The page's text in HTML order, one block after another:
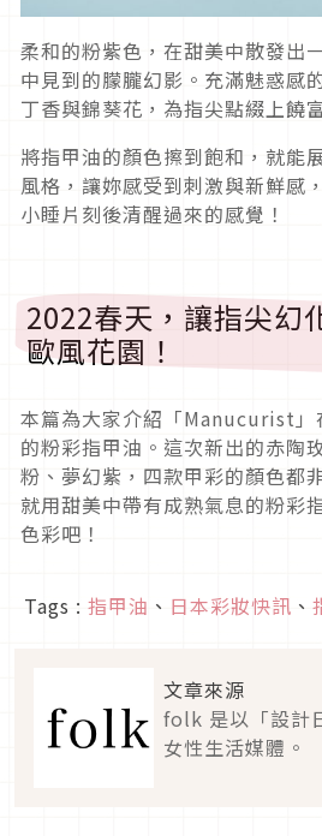
柔和的粉紫色，在甜美中散發出
中見到的朦朧幻影。充滿魅惑感
丁香與錦葵花，為指尖點綴上饒
將指甲油的顏色擦到飽和，就能
風格，讓妳感受到刺激與新鮮感
小睡片刻後清醒過來的感覺！
2022春天，讓指尖幻
歐風花園！
本篇為大家介紹 「Manucurist 」
的粉彩指甲油。這次新出的赤陶
粉、夢幻紫，四款甲彩的顏色都
就用甜美中帶有成熟氣息的粉彩
色彩吧！
Tags : 指甲油 、 日本彩妝快訊 、
文章來源
folk 是以「設計
女性生活媒體。